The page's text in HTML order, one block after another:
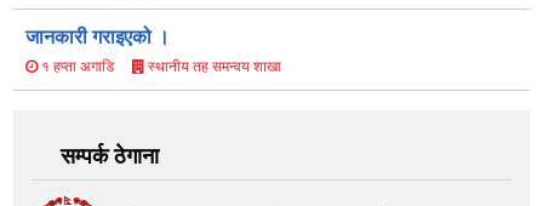
जानकारी गराइएको ।
१ हप्ता अगाडि स्थानीय तह समन्वय शाखा
सम्पर्क ठेगाना